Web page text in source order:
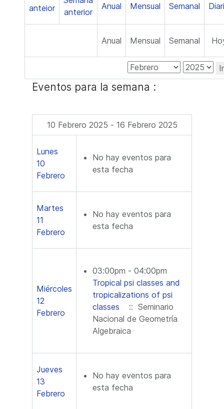
Anual Mensual Semanal
Eventos para la semana :
10 Febrero 2025 - 16 Febrero 2025
Lunes
10
Febrero
No hay eventos para
esta fecha
Martes
11
Febrero
No hay eventos para
esta fecha
Miércoles
12
Febrero
03:00pm - 04:00pm
Tropical psi classes and
tropicalizations of psi
classes
:: Seminario
Nacional de Geometría
Algebraica
Jueves
13
Febrero
No hay eventos para
esta fecha